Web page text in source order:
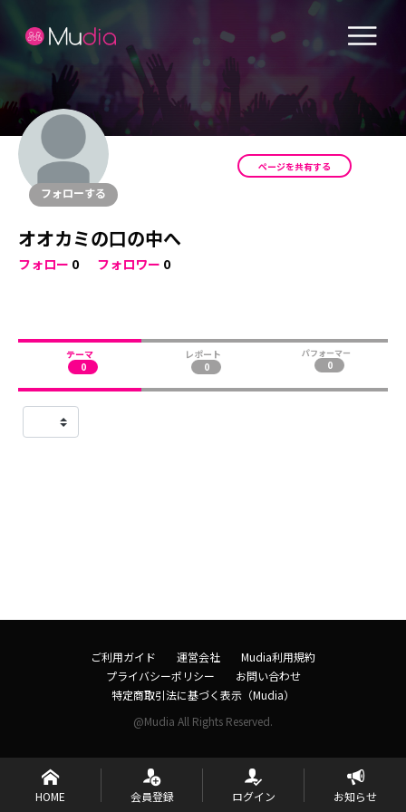
フォローする
オオカミの口の中へ
フォロー 0 フォロワー 0
ページを共有する
テーマ
0
レポート
0
パフォーマー
0
ご利用ガイド 運営会社
Mudia利用規約
プライバシーポリシー
お問い合わせ
特定商取引法に基づく表示（Mudia）
@Mudia All Rights Reserved.
HOME 会員登録 ログイン お知らせ